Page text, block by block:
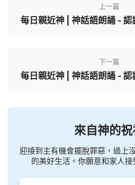
架之前對主耶穌是基督一事就總
對神的信只是建立在親眼看見、
為了讓他承認、相信主耶穌的存
的道成肉身，所以主耶穌讓多馬
呢？他一直都在疑惑着，除了主
顯現，并且讓他親手摸到主耶穌
有人能解决他的疑惑，也没有
惑，所以主耶穌讓他去摸他的肋
覺到了釘痕的存在，多馬的疑惑
地知道了主耶穌已經復活了，也
上一篇
每日親近神 | 神話語朗誦 -
下一篇
每日親近神 | 神話語朗誦 -
來自神的
迎接到主有機會擺脫罪惡，過上
的美好生活。你願意和家人接